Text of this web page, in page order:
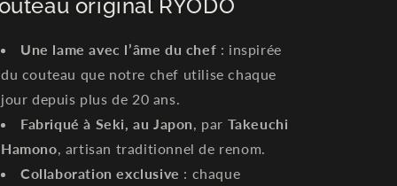
original RYODO
Une lame avec l’âme du chef : inspirée
du couteau que notre chef utilise chaque
jour depuis plus de 20 ans.
Fabriqué à Seki, au Japon, par Takeuchi
Hamono, artisan traditionnel de renom.
Collaboration exclusive : chaque